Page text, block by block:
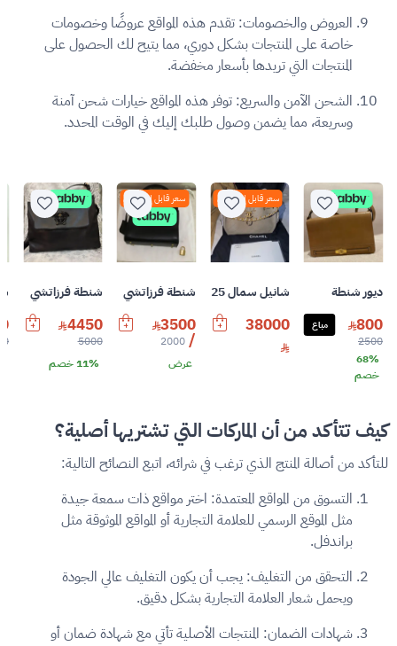
العروض والخصومات: تقدم هذه المواقع عروضًا وخصومات
خاصة على المنتجات بشكل دوري، مما يتيح لك الحصول على
المنتجات التي تريدها بأسعار مخفضة.
الشحن الآمن والسريع: توفر هذه المواقع خيارات شحن آمنة
وسريعة، مما يضمن وصول طلبك إليك في الوقت المحدد.
ديور شنطة
800
2500
68%
خصم
مباع
سعر قابل للتفاوض
شانيل سمال 25 حقيبة بلون رمادي داكن من الجلد المدبوغ القديم من الذهب العتيق
38000
سعر قابل للتفاوض
شنطة فرزاتشي
3500
/
2000
عرض
شنطة فرزاتشي
4450
5000
11% خصم
كيف تتأكد من أن الماركات التي تشتريها أصلية؟
للتأكد من أصالة المنتج الذي ترغب في شرائه، اتبع النصائح التالية:
التسوق من المواقع المعتمدة: اختر مواقع ذات سمعة جيدة
مثل الموقع الرسمي للعلامة التجارية أو المواقع الموثوقة مثل
براندفل.
التحقق من التغليف: يجب أن يكون التغليف عالي الجودة
ويحمل شعار العلامة التجارية بشكل دقيق.
شهادات الضمان: المنتجات الأصلية تأتي مع شهادة ضمان أو